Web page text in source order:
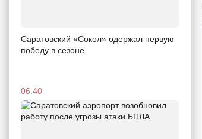
Саратовский «Сокол» одержал первую
победу в сезоне
06:40